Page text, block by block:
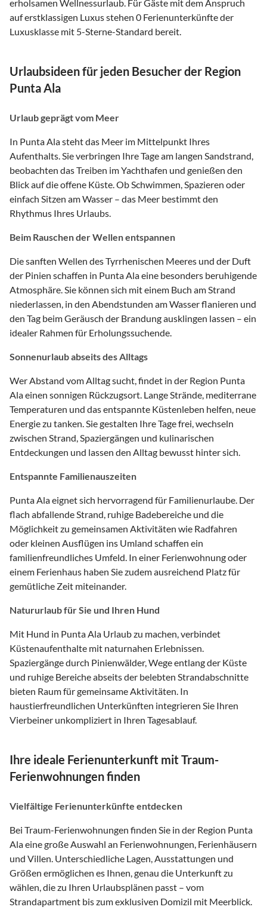
erholsamen Wellnessurlaub. Für Gäste mit dem Anspruch
auf erstklassigen Luxus stehen 0 Ferienunterkünfte der
Luxusklasse mit 5-Sterne-Standard bereit.
Urlaubsideen für jeden Besucher der Region
Punta Ala
Urlaub geprägt vom Meer
In Punta Ala steht das Meer im Mittelpunkt Ihres
Aufenthalts. Sie verbringen Ihre Tage am langen Sandstrand,
beobachten das Treiben im Yachthafen und genießen den
Blick auf die offene Küste. Ob Schwimmen, Spazieren oder
einfach Sitzen am Wasser – das Meer bestimmt den
Rhythmus Ihres Urlaubs.
Beim Rauschen der Wellen entspannen
Die sanften Wellen des Tyrrhenischen Meeres und der Duft
der Pinien schaffen in Punta Ala eine besonders beruhigende
Atmosphäre. Sie können sich mit einem Buch am Strand
niederlassen, in den Abendstunden am Wasser flanieren und
den Tag beim Geräusch der Brandung ausklingen lassen – ein
idealer Rahmen für Erholungssuchende.
Sonnenurlaub abseits des Alltags
Wer Abstand vom Alltag sucht, findet in der Region Punta
Ala einen sonnigen Rückzugsort. Lange Strände, mediterrane
Temperaturen und das entspannte Küstenleben helfen, neue
Energie zu tanken. Sie gestalten Ihre Tage frei, wechseln
zwischen Strand, Spaziergängen und kulinarischen
Entdeckungen und lassen den Alltag bewusst hinter sich.
Entspannte Familienauszeiten
Punta Ala eignet sich hervorragend für Familienurlaube. Der
flach abfallende Strand, ruhige Badebereiche und die
Möglichkeit zu gemeinsamen Aktivitäten wie Radfahren
oder kleinen Ausflügen ins Umland schaffen ein
familienfreundliches Umfeld. In einer Ferienwohnung oder
einem Ferienhaus haben Sie zudem ausreichend Platz für
gemütliche Zeit miteinander.
Natururlaub für Sie und Ihren Hund
Mit Hund in Punta Ala Urlaub zu machen, verbindet
Küstenaufenthalte mit naturnahen Erlebnissen.
Spaziergänge durch Pinienwälder, Wege entlang der Küste
und ruhige Bereiche abseits der belebten Strandabschnitte
bieten Raum für gemeinsame Aktivitäten. In
haustierfreundlichen Unterkünften integrieren Sie Ihren
Vierbeiner unkompliziert in Ihren Tagesablauf.
Ihre ideale Ferienunterkunft mit Traum-
Ferienwohnungen finden
Vielfältige Ferienunterkünfte entdecken
Bei Traum-Ferienwohnungen finden Sie in der Region Punta
Ala eine große Auswahl an Ferienwohnungen, Ferienhäusern
und Villen. Unterschiedliche Lagen, Ausstattungen und
Größen ermöglichen es Ihnen, genau die Unterkunft zu
wählen, die zu Ihren Urlaubsplänen passt – vom
Strandapartment bis zum exklusiven Domizil mit Meerblick.